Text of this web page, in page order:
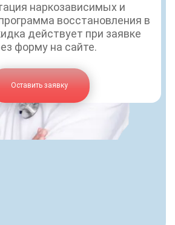
наркозависимых и
восстановления в
действует при заявке
форму на сайте.
Оставить заявку